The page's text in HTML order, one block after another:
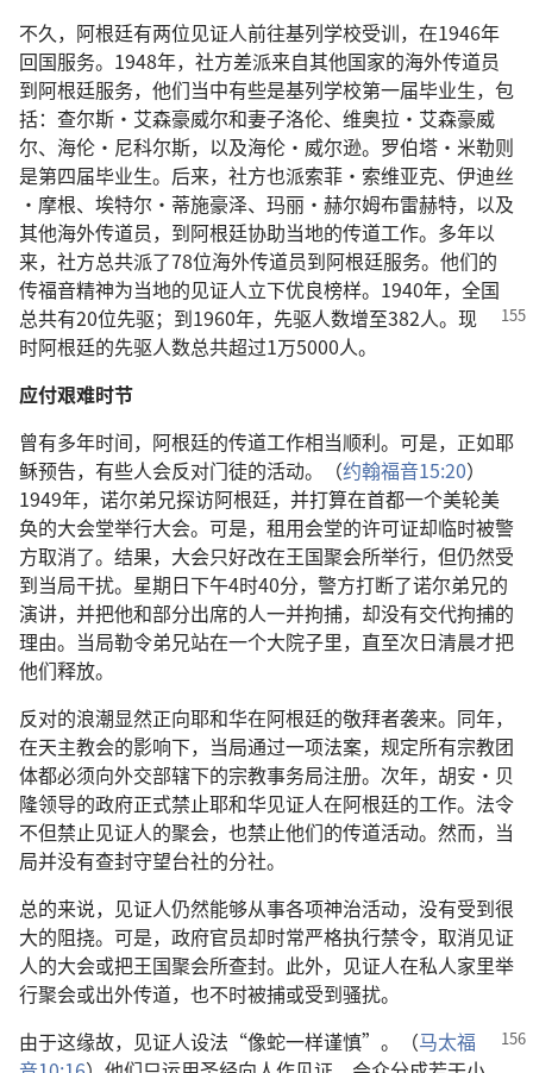
不久，阿根廷有两位见证人前往基列学校受训，在1946年
回国服务。1948年，社方差派来自其他国家的海外传道员
到阿根廷服务，他们当中有些是基列学校第一届毕业生，包
括：查尔斯·艾森豪威尔和妻子洛伦、维奥拉·艾森豪威
尔、海伦·尼科尔斯，以及海伦·威尔逊。罗伯塔·米勒则
是第四届毕业生。后来，社方也派索菲·索维亚克、伊迪丝
·摩根、埃特尔·蒂施豪泽、玛丽·赫尔姆布雷赫特，以及
其他海外传道员，到阿根廷协助当地的传道工作。多年以
来，社方总共派了78位海外传道员到阿根廷服务。他们的
传福音精神为当地的见证人立下优良榜样。1940年，全国
总共有20位先驱；到1960年， 先驱人数增至382人。现
时阿根廷的先驱人数总共超过1万5000人。
应付艰难时节
曾有多年时间，阿根廷的传道工作相当顺利。可是，正如耶
稣预告，有些人会反对门徒的活动。（约翰福音15:20）
1949年，诺尔弟兄探访阿根廷，并打算在首都一个美轮美
奂的大会堂举行大会。可是，租用会堂的许可证却临时被警
方取消了。结果，大会只好改在王国聚会所举行，但仍然受
到当局干扰。星期日下午4时40分，警方打断了诺尔弟兄的
演讲，并把他和部分出席的人一并拘捕，却没有交代拘捕的
理由。当局勒令弟兄站在一个大院子里，直至次日清晨才把
他们释放。
反对的浪潮显然正向耶和华在阿根廷的敬拜者袭来。同年，
在天主教会的影响下，当局通过一项法案，规定所有宗教团
体都必须向外交部辖下的宗教事务局注册。次年，胡安·贝
隆领导的政府正式禁止耶和华见证人在阿根廷的工作。法令
不但禁止见证人的聚会，也禁止他们的传道活动。然而，当
局并没有查封守望台社的分社。
总的来说，见证人仍然能够从事各项神治活动，没有受到很
大的阻挠。可是，政府官员却时常严格执行禁令，取消见证
人的大会或把王国聚会所查封。此外，见证人在私人家里举
行聚会或出外传道，也不时被捕或受到骚扰。
由于这缘故，见证人设法“像蛇一样谨慎”。（马太福